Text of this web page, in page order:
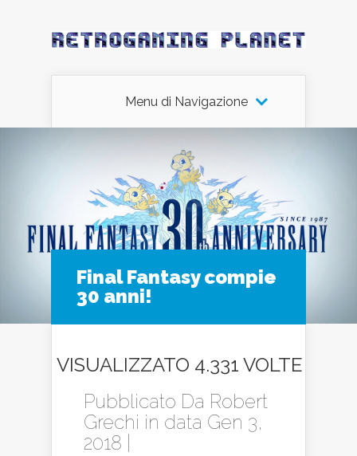
Menu di Navigazione
Final Fantasy compie
30 anni!
VISUALIZZATO 4.331 VOLTE
Pubblicato Da Robert
Grechi in data Gen 3,
2018 |